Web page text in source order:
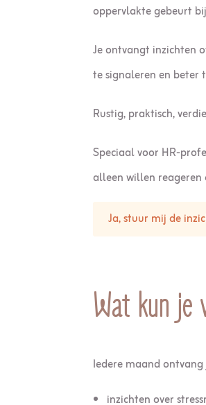
oppervlakte gebeurt
Je ontvangt inzichten
te signaleren en beter
Rustig, praktisch,
Speciaal voor HR-
alleen willen
Ja, stuur mij de
Wat kun je
Iedere maand ontvang
inzichten over